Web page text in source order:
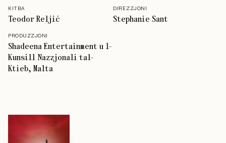
KITBA
Teodor Reljić
DIREZZJONI
Stephanie Sant
PRODUZZJONI
Shadeena Entertainment u l-
Kunsill Nazzjonali tal-
Ktieb, Malta